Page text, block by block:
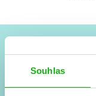
Souhlas
Vše kolem